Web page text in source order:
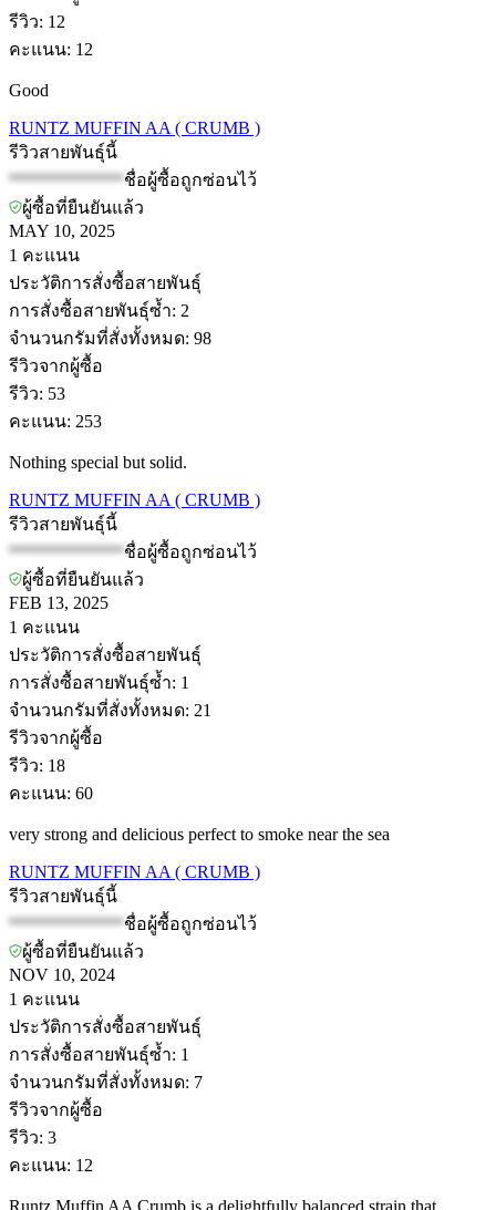
รีวิว: 12
คะแนน: 12
Good
RUNTZ MUFFIN AA ( CRUMB )
รีวิวสายพันธุ์นี้
*************ชื่อผู้ซื้อถูกซ่อนไว้
ผู้ซื้อที่ยืนยันแล้ว
MAY 10, 2025
1 คะแนน
ประวัติการสั่งซื้อสายพันธุ์
การสั่งซื้อสายพันธุ์ซ้ำ: 2
จำนวนกรัมที่สั่งทั้งหมด: 98
รีวิวจากผู้ซื้อ
รีวิว: 53
คะแนน: 253
Nothing special but solid.
RUNTZ MUFFIN AA ( CRUMB )
รีวิวสายพันธุ์นี้
*************ชื่อผู้ซื้อถูกซ่อนไว้
ผู้ซื้อที่ยืนยันแล้ว
FEB 13, 2025
1 คะแนน
ประวัติการสั่งซื้อสายพันธุ์
การสั่งซื้อสายพันธุ์ซ้ำ: 1
จำนวนกรัมที่สั่งทั้งหมด: 21
รีวิวจากผู้ซื้อ
รีวิว: 18
คะแนน: 60
very strong and delicious perfect to smoke near the sea
RUNTZ MUFFIN AA ( CRUMB )
รีวิวสายพันธุ์นี้
*************ชื่อผู้ซื้อถูกซ่อนไว้
ผู้ซื้อที่ยืนยันแล้ว
NOV 10, 2024
1 คะแนน
ประวัติการสั่งซื้อสายพันธุ์
การสั่งซื้อสายพันธุ์ซ้ำ: 1
จำนวนกรัมที่สั่งทั้งหมด: 7
รีวิวจากผู้ซื้อ
รีวิว: 3
คะแนน: 12
Runtz Muffin AA Crumb is a delightfully balanced strain that